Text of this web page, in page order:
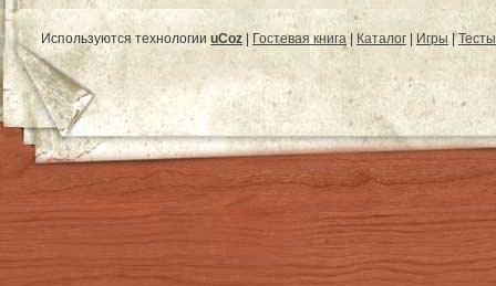
Используются технологии uCoz | Гостевая книга | Каталог | Игры |Тесты